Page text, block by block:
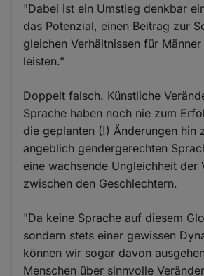
"Dabei ist ein Umstieg denkbar
das Potenzial, einen Beitrag zur
gleichen Verhältnissen für
leisten."
Doppelt falsch. Künstliche
Sprache haben noch nie zum
die geplanten (!) Änderungen hin
angeblich gendergerechten
eine wachsende Ungleichheit der
zwischen den Geschlechtern.
"Da keine Sprache auf diesem
sondern stets einer gewissen
können wir sogar davon
Menschen über sinnvolle